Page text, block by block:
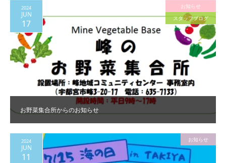
お野菜集合所からのお知らせ
2024
JUN
17
お知らせ
スタッフブログ
2024
JUN
11
お知らせ